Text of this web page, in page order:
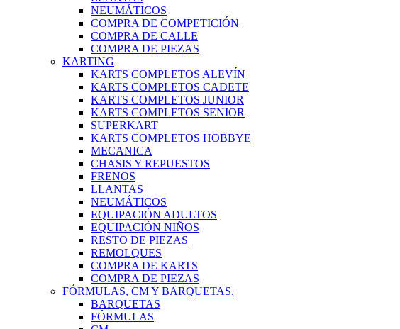
NEUMÁTICOS
COMPRA DE COMPETICIÓN
COMPRA DE CALLE
COMPRA DE PIEZAS
KARTING
KARTS COMPLETOS ALEVÍN
KARTS COMPLETOS CADETE
KARTS COMPLETOS JUNIOR
KARTS COMPLETOS SENIOR
SUPERKART
KARTS COMPLETOS HOBBYE
MECANICA
CHASIS Y REPUESTOS
FRENOS
LLANTAS
NEUMÁTICOS
EQUIPACIÓN ADULTOS
EQUIPACIÓN NIÑOS
RESTO DE PIEZAS
REMOLQUES
COMPRA DE KARTS
COMPRA DE PIEZAS
FÓRMULAS, CM Y BARQUETAS.
BARQUETAS
FÓRMULAS